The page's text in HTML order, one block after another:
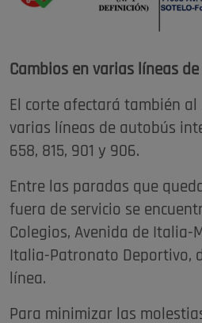
Cambios en varias líneas
El corte afectará también
varias líneas de autobús
658, 815, 901 y 906.
Entre las paradas que
fuera de servicio se
Colegios, Avenida de Italia-
Italia-Patronato Deportivo,
línea.
Para minimizar las